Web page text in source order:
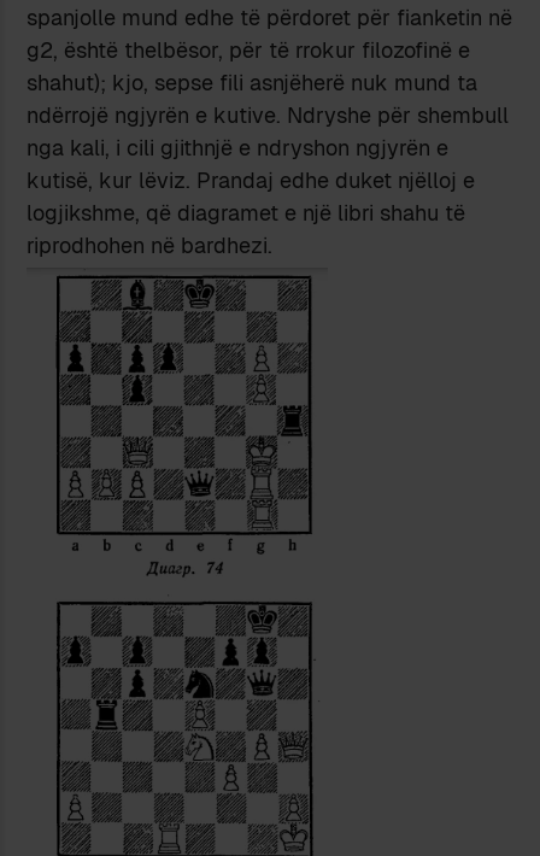
spanjolle mund edhe të përdoret për fianketin në
g2, është thelbësor, për të rrokur filozofinë e
shahut); kjo, sepse fili asnjëherë nuk mund ta
ndërrojë ngjyrën e kutive. Ndryshe për shembull
nga kali, i cili gjithnjë e ndryshon ngjyrën e
kutisë, kur lëviz. Prandaj edhe duket njëlloj e
logjikshme, që diagramet e një libri shahu të
riprodhohen në bardhezi.